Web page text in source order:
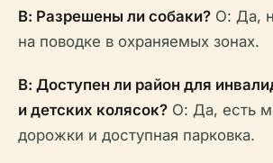
В: Разрешены ли собаки? О: Да,
на поводке в охраняемых зонах.
В: Доступен ли район для
и детских колясок? О: Да, есть
дорожки и доступная парковка.